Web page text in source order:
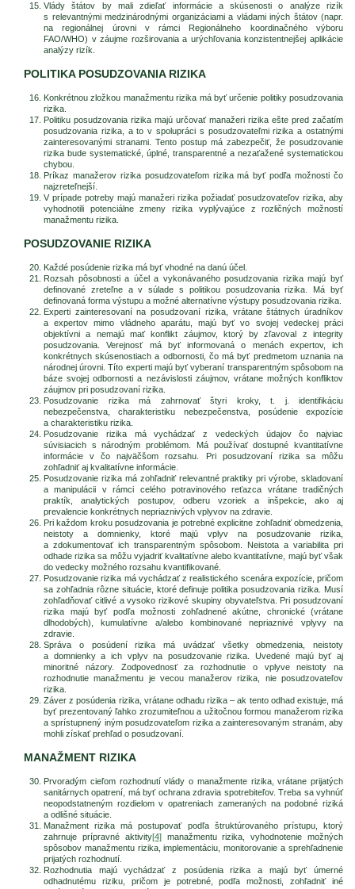
Vlády štátov by mali zdieľať informácie a skúsenosti o analýze rizík
s relevantnými medzinárodnými organizáciami a vládami iných štátov (napr.
na regionálnej úrovni v rámci Regionálneho koordinačného výboru
FAO/WHO) v záujme rozširovania a urýchľovania konzistentnejšej aplikácie
analýzy rizík.
POLITIKA POSUDZOVANIA RIZIKA
Konkrétnou zložkou manažmentu rizika má byť určenie politiky posudzovania
rizika.
Politiku posudzovania rizika majú určovať manažeri rizika ešte pred začatím
posudzovania rizika, a to v spolupráci s posudzovateľmi rizika a ostatnými
zainteresovanými stranami. Tento postup má zabezpečiť, že posudzovanie
rizika bude systematické, úplné, transparentné a nezaťažené systematickou
chybou.
Príkaz manažerov rizika posudzovateľom rizika má byť podľa možnosti čo
najzreteľnejší.
V prípade potreby majú manažeri rizika požiadať posudzovateľov rizika, aby
vyhodnotili potenciálne zmeny rizika vyplývajúce z rozličných možností
manažmentu rizika.
POSUDZOVANIE RIZIKA
Každé posúdenie rizika má byť vhodné na danú účel.
Rozsah pôsobnosti a účel a vykonávaného posudzovania rizika majú byť
definované zreteľne a v súlade s politikou posudzovania rizika. Má byť
definovaná forma výstupu a možné alternatívne výstupy posudzovania rizika.
Experti zainteresovaní na posudzovaní rizika, vrátane štátnych úradníkov
a expertov mimo vládneho aparátu, majú byť vo svojej vedeckej práci
objektívni a nemajú mať konflikt záujmov, ktorý by zľavoval z integrity
posudzovania. Verejnosť má byť informovaná o menách expertov, ich
konkrétnych skúsenostiach a odbornosti, čo má byť predmetom uznania na
národnej úrovni. Títo experti majú byť vyberaní transparentným spôsobom na
báze svojej odbornosti a nezávislosti záujmov, vrátane možných konfliktov
záujmov pri posudzovaní rizika.
Posudzovanie rizika má zahrnovať štyri kroky, t. j. identifikáciu
nebezpečenstva, charakteristiku nebezpečenstva, posúdenie expozície
a charakteristiku rizika.
Posudzovanie rizika má vychádzať z vedeckých údajov čo najviac
súvisiacich s národným problémom. Má používať dostupné kvantitatívne
informácie v čo najväčšom rozsahu. Pri posudzovaní rizika sa môžu
zohľadniť aj kvalitatívne informácie.
Posudzovanie rizika má zohľadniť relevantné praktiky pri výrobe, skladovaní
a manipulácii v rámci celého potravinového reťazca vrátane tradičných
praktík, analytických postupov, odberu vzoriek a inšpekcie, ako aj
prevalencie konkrétnych nepriaznivých vplyvov na zdravie.
Pri každom kroku posudzovania je potrebné explicitne zohľadniť obmedzenia,
neistoty a domnienky, ktoré majú vplyv na posudzovanie rizika,
a zdokumentovať ich transparentným spôsobom. Neistota a variabilita pri
odhade rizika sa môžu vyjadriť kvalitatívne alebo kvantitatívne, majú byť však
do vedecky možného rozsahu kvantifikované.
Posudzovanie rizika má vychádzať z realistického scenára expozície, pričom
sa zohľadnia rôzne situácie, ktoré definuje politika posudzovania rizika. Musí
zohľadňovať citlivé a vysoko rizikové skupiny obyvateľstva. Pri posudzovaní
rizika majú byť podľa možnosti zohľadnené akútne, chronické (vrátane
dlhodobých), kumulatívne a/alebo kombinované nepriaznivé vplyvy na
zdravie.
Správa o posúdení rizika má uvádzať všetky obmedzenia, neistoty
a domnienky a ich vplyv na posudzovanie rizika. Uvedené majú byť aj
minoritné názory. Zodpovednosť za rozhodnutie o vplyve neistoty na
rozhodnutie manažmentu je vecou manažerov rizika, nie posudzovateľov
rizika.
Záver z posúdenia rizika, vrátane odhadu rizika – ak tento odhad existuje, má
byť prezentovaný ľahko zrozumiteľnou a užitočnou formou manažerom rizika
a sprístupnený iným posudzovateľom rizika a zainteresovaným stranám, aby
mohli získať prehľad o posudzovaní.
MANAŽMENT RIZIKA
Prvoradým cieľom rozhodnutí vlády o manažmente rizika, vrátane prijatých
sanitárnych opatrení, má byť ochrana zdravia spotrebiteľov. Treba sa vyhnúť
neopodstatneným rozdielom v opatreniach zameraných na podobné riziká
a odlišné situácie.
Manažment rizika má postupovať podľa štruktúrovaného prístupu, ktorý
zahrnuje prípravné aktivity[4]manažmentu rizika, vyhodnotenie možných
spôsobov manažmentu rizika, implementáciu, monitorovanie a sprehľadnenie
prijatých rozhodnutí.
Rozhodnutia majú vychádzať z posúdenia rizika a majú byť úmerné
odhadnutému riziku, pričom je potrebné, podľa možnosti, zohľadniť iné